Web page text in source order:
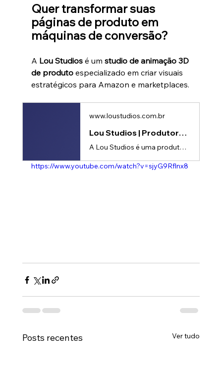
Quer transformar suas
páginas de produto em
máquinas de conversão?
A Lou Studios é um studio de animação 3D
de produto especializado em criar visuais
estratégicos para Amazon e marketplaces.
www.loustudios.com.br
Lou Studios | Produtora de vídeos
A Lou Studios é uma produtora de vídeos, especializada em motion design, animação 2D e 3D. Temos o vídeo certo para suas redes sociais!
https://www.youtube.com/watch?v=sjyG9Rflnx8
Posts recentes Ver tudo